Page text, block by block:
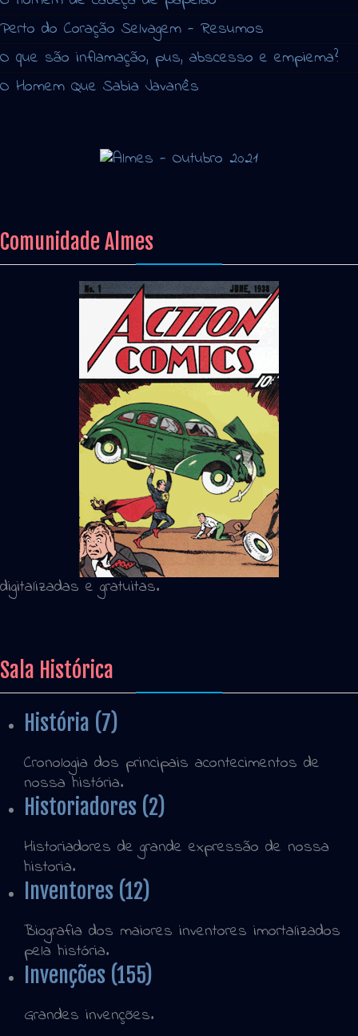
Perto do Coração Selvagem - Resumos
O que são inflamação, pus, abscesso e empiema?
O Homem Que Sabia Javanês
Comunidade Almes
digitalizadas e gratuitas.
Sala Histórica
História (7)
Cronologia dos principais acontecimentos de
nossa história.
Historiadores (2)
Historiadores de grande expressão de nossa
historia.
Inventores (12)
Biografia dos maiores inventores imortalizados
pela história.
Invenções (155)
Grandes invenções.